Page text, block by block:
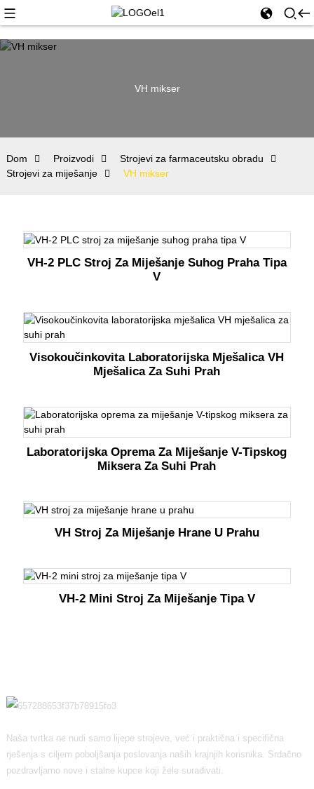
VH mikser
Dom Proizvodi
Strojevi za farmaceutsku obradu
Strojevi za miješanje
VH mikser
VH-2 PLC Stroj Za Miješanje Suhog Praha Tipa
V
Visokoučinkovita Laboratorijska Mješalica VH
Mješalica Za Suhi Prah
Laboratorijska Oprema Za Miješanje V-Tipskog
Miksera Za Suhi Prah
VH Stroj Za Miješanje Hrane U Prahu
VH-2 Mini Stroj Za Miješanje Tipa V
Naša tvrtka ne nudi samo lijepe strojeve, već i praktična i specifična
rješenja s ciljem poboljšanja poslovanja naših krajnjih korisnika. Srdačno
pozdravljamo nove i stalne kupce koji žele surađivati.